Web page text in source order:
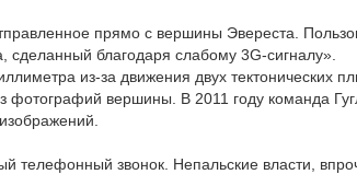
прямо с вершины Эвереста.
благодаря слабому 3G-сигналу».
из-за движения двух тектонических
фотографий вершины. В 2011 году команда
звонок. Непальские власти,